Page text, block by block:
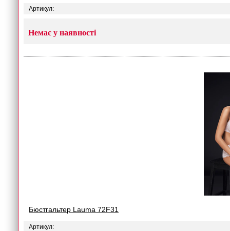
Артикул:
Немає у наявності
Бюстгальтер Lauma 72F31
Артикул: